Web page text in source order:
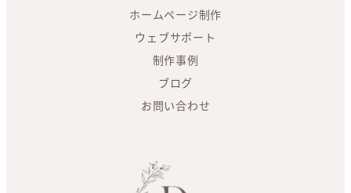
ホームページ制作
ウェブサポート
制作事例
ブログ
お問い合わせ